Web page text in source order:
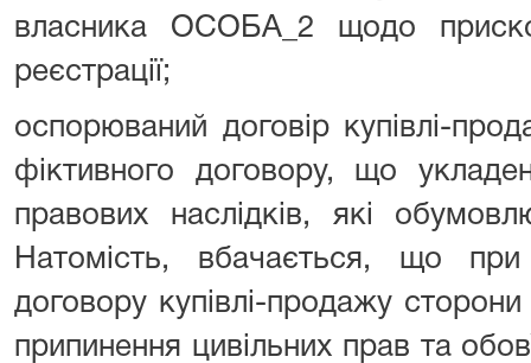
власника ОСОБА_2 щодо
реєстрації;
оспорюваний договір купівлі-
фіктивного договору, що
правових наслідків, які
Натомість, вбачається, що при
договору купівлі-продажу
припинення цивільних прав та